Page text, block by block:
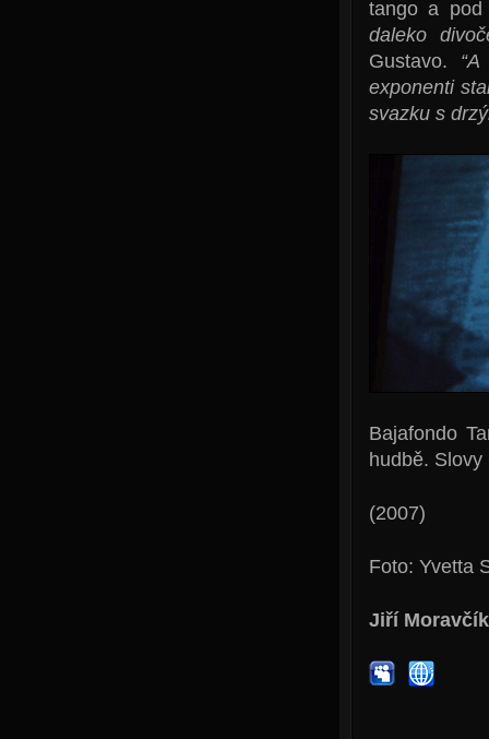
tango a pod
daleko
Gustavo.
exponenti
svazku s
Bajafondo
hudbě.
(2007)
Foto: Yvetta
Jiří Moravčík